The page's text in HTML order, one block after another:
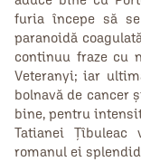
furia începe să
paranoidă
continuu fraze cu
Veteranyi; iar
bolnavă de cancer
bine, pentru
Tatianei Țîbuleac
romanul ei